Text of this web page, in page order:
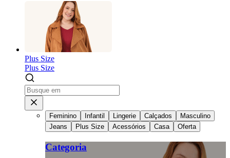
Plus Size
Plus Size
Feminino Infantil Lingerie Calçados
Masculino
Jeans
Plus Size Acessórios Casa Oferta
Categoria